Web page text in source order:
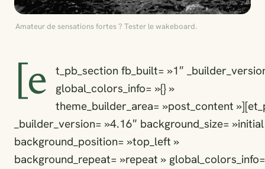
Amateur de sensations fortes ? Tester le wakeboard.
[e
t_pb_section fb_built= »1″
global_colors_info= »{} »
theme_builder_area= »post_content
_builder_version= »4.16″ background_size=
background_position= »top_left »
background_repeat= »repeat »